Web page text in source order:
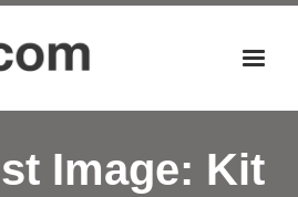
Image: Kit